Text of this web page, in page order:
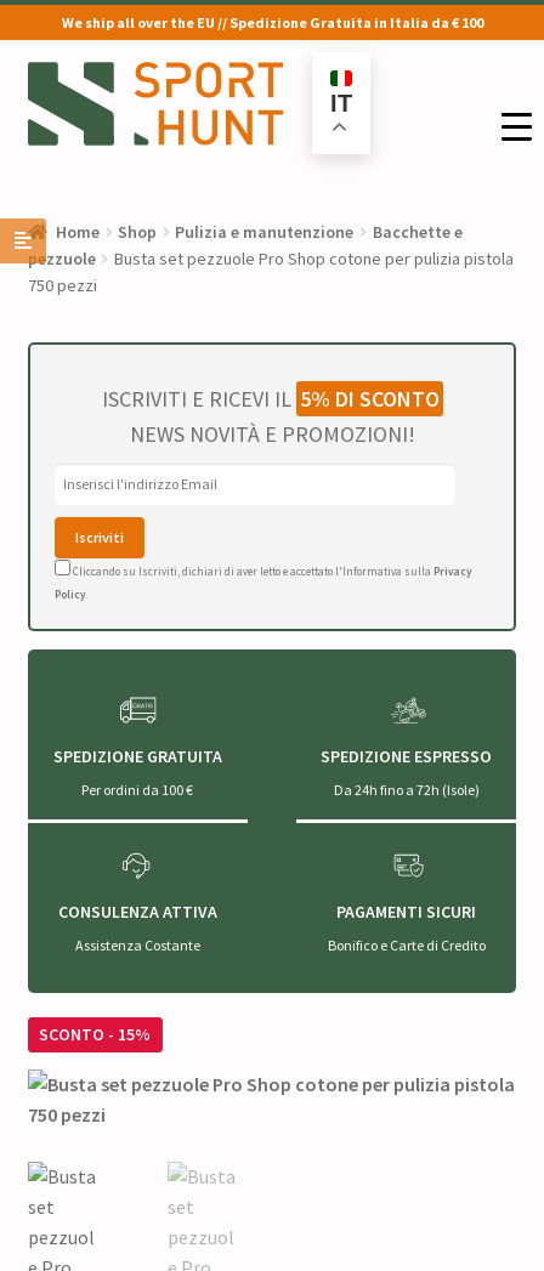
We ship all over the EU // Spedizione Gratuita in Italia da € 100
Vai
alla
navigazione
Vai
al
contenuto
IT
Home Shop Pulizia e manutenzione
Bacchette e
pezzuole
Busta set pezzuole Pro Shop cotone per pulizia pistola
750 pezzi
ISCRIVITI E RICEVI IL 5% DI SCONTO
NEWS NOVITÀ E PROMOZIONI!
Cliccando su Iscriviti, dichiari di aver letto e accettato l'Informativa sulla Privacy
Policy.
SPEDIZIONE GRATUITA
Per ordini da 100 €
SPEDIZIONE ESPRESSO
Da 24h fino a 72h (Isole)
CONSULENZA ATTIVA
Assistenza Costante
PAGAMENTI SICURI
Bonifico e Carte di Credito
SCONTO - 15%